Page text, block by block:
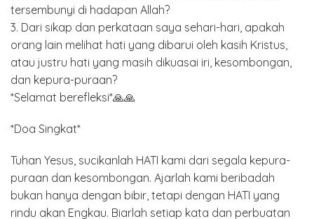
tersembunyi di hadapan Allah?
3. Dari sikap dan perkataan saya sehari-hari, apakah
orang lain melihat hati yang dibarui oleh kasih Kristus,
atau justru hati yang masih dikuasai iri, kesombongan,
dan kepura-puraan?
*Selamat berefleksi*🙏🙏
*Doa Singkat*
Tuhan Yesus, sucikanlah HATI kami dari segala kepura-
puraan dan kesombongan. Ajarlah kami beribadah
bukan hanya dengan bibir, tetapi dengan HATI yang
rindu akan Engkau. Biarlah setiap kata dan perbuatan